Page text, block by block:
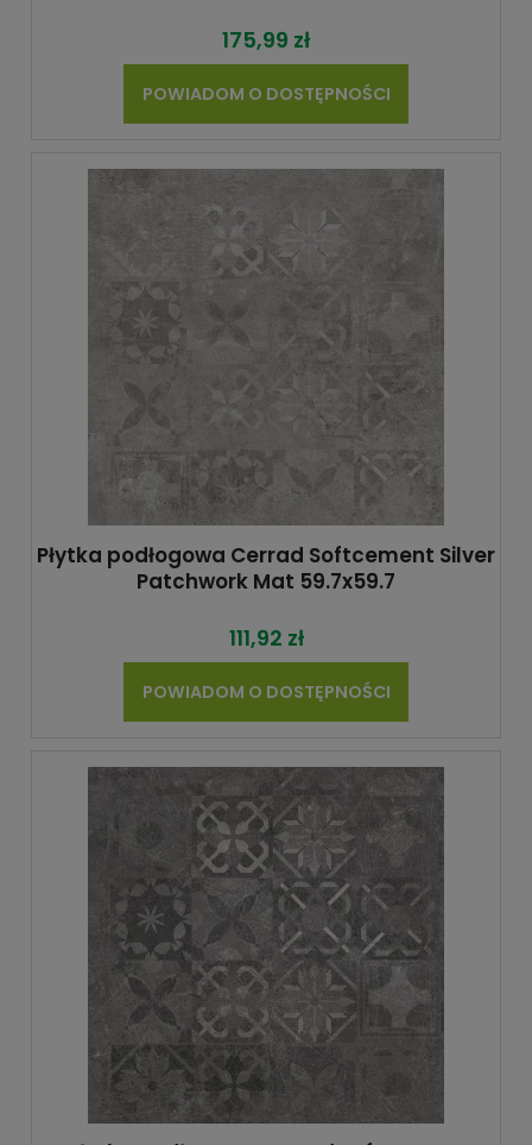
175,99 zł
POWIADOM O DOSTĘPNOŚCI
Płytka podłogowa Cerrad Softcement Silver
Patchwork Mat 59.7x59.7
111,92 zł
POWIADOM O DOSTĘPNOŚCI